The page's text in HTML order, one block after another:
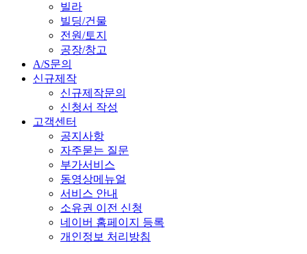
빌라
빌딩/건물
전원/토지
공장/창고
A/S문의
신규제작
신규제작문의
신청서 작성
고객센터
공지사항
자주묻는 질문
부가서비스
동영상메뉴얼
서비스 안내
소유권 이전 신청
네이버 홈페이지 등록
개인정보 처리방침